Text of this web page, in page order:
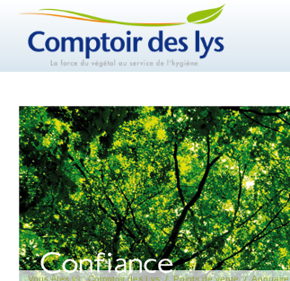
Vous êtes ici : Comptoir des Lys /Points de vente /